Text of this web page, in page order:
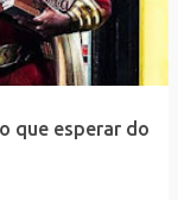
que esperar do